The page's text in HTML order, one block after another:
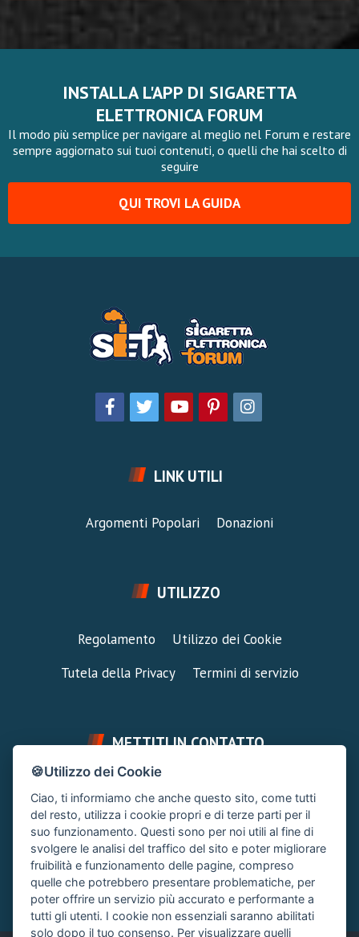
INSTALLA L'APP DI SIGARETTA
ELETTRONICA FORUM
Il modo più semplice per navigare al meglio nel Forum e restare
sempre aggiornato sui tuoi contenuti, o quelli che hai scelto di
seguire
QUI TROVI LA GUIDA
LINK UTILI
Argomenti Popolari Donazioni
UTILIZZO
Regolamento
Utilizzo dei Cookie
Tutela della Privacy
Termini di servizio
METTITI IN CONTATTO
FAI UNA DOMANDA
Chiedi un Consiglio
Area Ticket
CONTATTA L'AMMINISTRAZIONE
Clicca quì
🍪Utilizzo dei Cookie
Ciao, ti informiamo che anche questo sito, come tutti
del resto, utilizza i cookie propri e di terze parti per il
suo funzionamento. Questi sono per noi utili al fine di
svolgere le analisi del traffico del sito e poter migliorare
fruibilità e funzionamento delle pagine, compreso
quelle che potrebbero presentare problematiche, per
poter offrire un servizio più accurato e performante a
tutti gli utenti. I cookie non essenziali saranno abilitati
solo dopo il tuo consenso. Per visualizzare quelli